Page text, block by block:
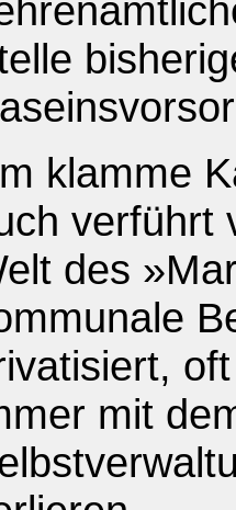
klamme
verführt
des
mit